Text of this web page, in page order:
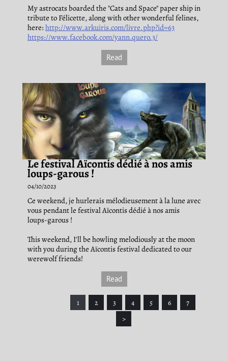
My astrocats boarded the "Cats and Space" paper ship in
tribute to Félicette, along with other wonderful felines,
here: http://www.arkuiris.com/livre.php?id=63
https://www.facebook.com/yann.quero.3/
Read
Le festival Aïcontis dédié à nos amis
loups-garous !
04/10/2023
Ce weekend, je hurlerais mélodieusement à la lune avec
vous pendant le festival Aïcontis dédié à nos amis
loups-garous !
This weekend, I'll be howling melodiously at the moon
with you during the Aïcontis festival dedicated to our
werewolf friends!
Read
1 2 3 4 5 6
7
>